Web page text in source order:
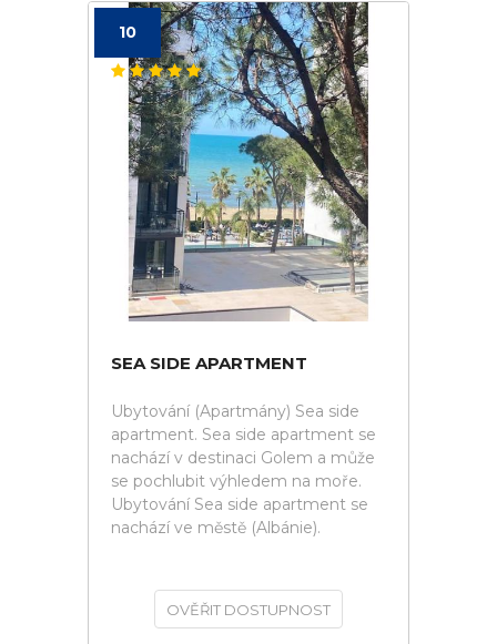
10
SEA SIDE APARTMENT
Ubytování (Apartmány) Sea side
apartment. Sea side apartment se
nachází v destinaci Golem a může
se pochlubit výhledem na moře.
Ubytování Sea side apartment se
nachází ve městě (Albánie).
OVĚŘIT DOSTUPNOST